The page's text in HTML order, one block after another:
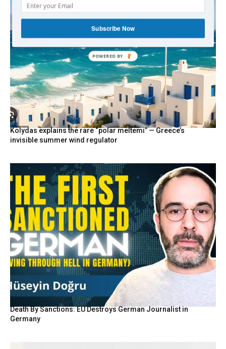
Kolydas explains the rare “polar meltemi” — Greece’s
invisible summer wind regulator
Death By Sanctions: EU Destroys German Journalist in
Germany
Subscribe Now